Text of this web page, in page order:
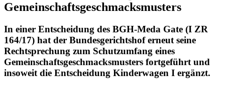
Gemeinschaftsgeschmacksmusters
In einer Entscheidung des BGH-Meda Gate (I ZR
164/17) hat der Bundesgerichtshof erneut seine
Rechtsprechung zum Schutzumfang eines
Gemeinschaftsgeschmacksmusters fortgeführt und
insoweit die Entscheidung Kinderwagen I ergänzt.